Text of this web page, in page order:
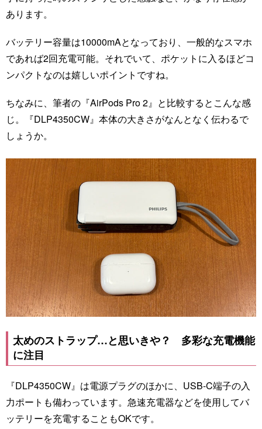
あります。
バッテリー容量は10000mAとなっており、一般的なスマホ
であれば2回充電可能。それでいて、ポケットに入るほどコ
ンパクトなのは嬉しいポイントですね。
ちなみに、筆者の『AirPods Pro 2』と比較するとこんな感
じ。『DLP4350CW』本体の大きさがなんとなく伝わるで
しょうか。
太めのストラップ…と思いきや？ 多彩な充電機能
に注目
『DLP4350CW』は電源プラグのほかに、USB-C端子の入
力ポートも備わっています。急速充電器などを使用してバ
ッテリーを充電することもOKです。